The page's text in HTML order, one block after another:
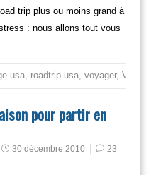
trip plus ou moins grand à
: nous allons tout vous
usa, roadtrip usa, voyager,
pour partir en
30 décembre 2010
23